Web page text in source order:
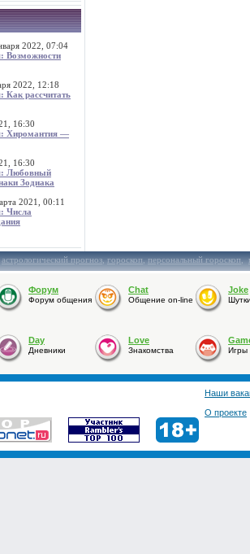
2022, 07:04
Возможности
2022, 12:18
Как рассчитать
16:30
Хиромантия —
16:30
Любовный
Зодиака
2021, 00:11
Числа
астрологический прогноз,гороскоп,персональный гороскоп,
Форум
Форум общения
Chat
Общение on-line
Joke
Day
Дневники
Love
Знакомства Игры
Наши
О проекте